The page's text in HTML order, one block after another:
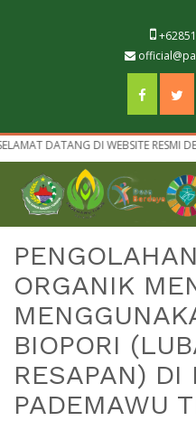
DATANG DI WEBSITE RESMI DESA
ORGANIK
BIOPORI
RESAPAN) DI
PADEMAWU